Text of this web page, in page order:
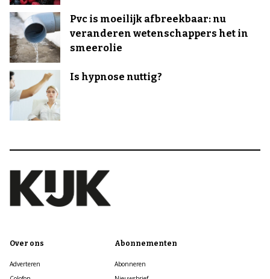
Pvc is moeilijk afbreekbaar: nu
veranderen wetenschappers het in
smeerolie
Is hypnose nuttig?
Over ons
Adverteren
Abonnementen
Abonneren